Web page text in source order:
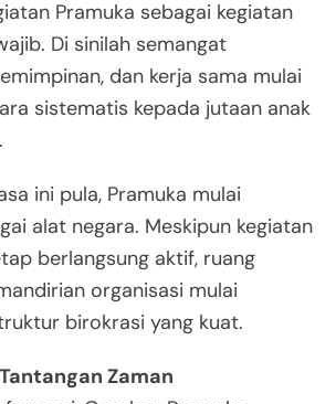
Pramuka sebagai kegiatan
Di sinilah semangat
dan kerja sama mulai
sistematis kepada jutaan anak
ini pula, Pramuka mulai
alat negara. Meskipun kegiatan
berlangsung aktif, ruang
organisasi mulai
birokrasi yang kuat.
Zaman